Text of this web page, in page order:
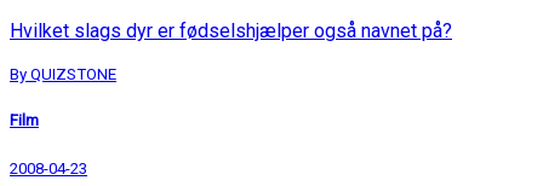
Hvilket slags dyr er fødselshjælper også navnet på?
By QUIZSTONE
Film
2008-04-23